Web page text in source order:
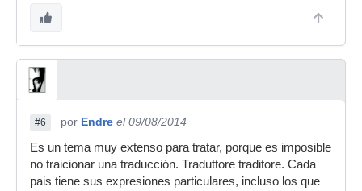
#6 por Endre el 09/08/2014
Es un tema muy extenso para tratar, porque es imposible
no traicionar una traducción. Traduttore traditore. Cada
pais tiene sus expresiones particulares, incluso los que